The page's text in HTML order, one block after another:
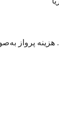
تقریبی حدود